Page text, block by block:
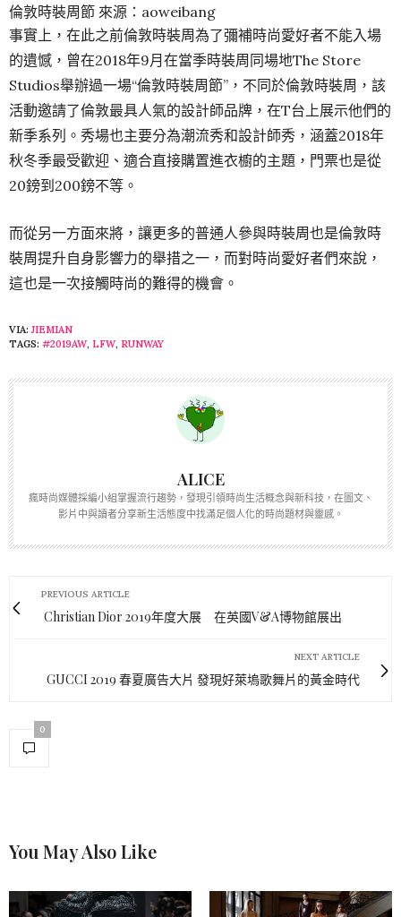
倫敦時裝周節 來源：aoweibang
事實上，在此之前倫敦時裝周為了彌補時尚愛好者不能入場
的遺憾，曾在2018年9月在當季時裝周同場地The Store
Studios舉辦過一場“倫敦時裝周節”，不同於倫敦時裝周，該
活動邀請了倫敦最具人氣的設計師品牌，在T台上展示他們的
新季系列。秀場也主要分為潮流秀和設計師秀，涵蓋2018年
秋冬季最受歡迎、適合直接購置進衣櫥的主題，門票也是從
20鎊到200鎊不等。
而從另一方面來將，讓更多的普通人參與時裝周也是倫敦時
裝周提升自身影響力的舉措之一，而對時尚愛好者們來說，
這也是一次接觸時尚的難得的機會。
VIA: JIEMIAN
TAGS: #2019AW, LFW, RUNWAY
ALICE
瘋時尚媒體採編小組掌握流行趨勢，發現引領時尚生活概念與新科技，在圖文、
影片中與讀者分享新生活態度中找滿足個人化的時尚題材與靈感。
PREVIOUS ARTICLE
Christian Dior 2019年度大展 在英國V&A博物館展出
NEXT ARTICLE
GUCCI 2019 春夏廣告大片 發現好萊塢歌舞片的黃金時代
0
You May Also Like